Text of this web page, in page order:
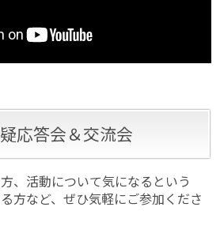
応答会＆交流会
、活動について気になるという
方など、ぜひ気軽にご参加くださ